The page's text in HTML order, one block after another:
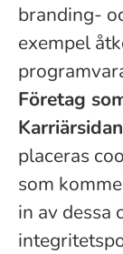
branding-
exempel
Företag
placeras
som
in av dessa